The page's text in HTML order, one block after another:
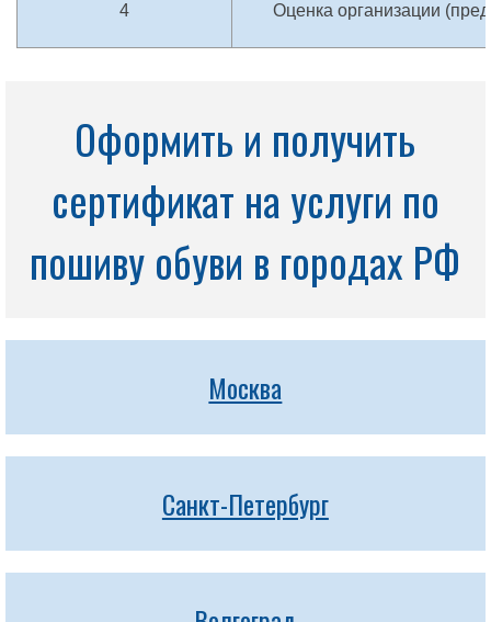
4 Оценка организации
Оформить и получить
сертификат на услуги по
пошиву обуви в городах РФ
Москва
Санкт-Петербург